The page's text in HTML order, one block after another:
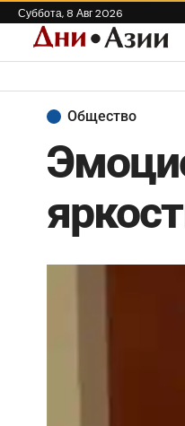
Суббота, 8 Авг 2026
Общество